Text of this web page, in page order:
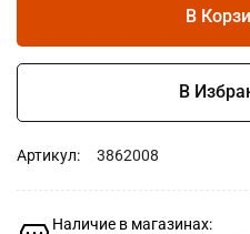
В
В
Артикул: 3862008
Наличие в магазинах: